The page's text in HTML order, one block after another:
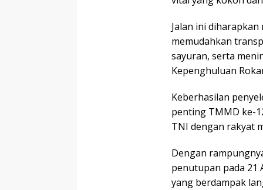
Jalan ini
memudahkan
sayuran, serta
Kepenghuluan
Keberhasilan
penting TMMD ke-
TNI dengan rakyat
Dengan
penutupan pada
yang berdampak